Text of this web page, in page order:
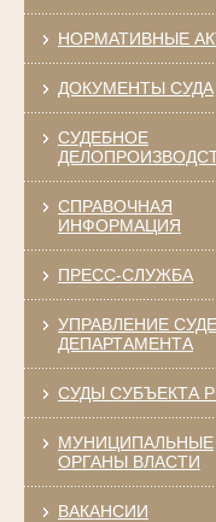
НОРМАТИВНЫЕ
ДОКУМЕНТЫ СУДА
СУДЕБНОЕ
СПРАВОЧНАЯ
ИНФОРМАЦИЯ
ПРЕСС-СЛУЖБА
УПРАВЛЕНИЕ
ДЕПАРТАМЕНТА
СУДЫ СУБЪЕКТА
МУНИЦИПАЛЬНЫЕ
ОРГАНЫ ВЛАСТИ
ВАКАНСИИ